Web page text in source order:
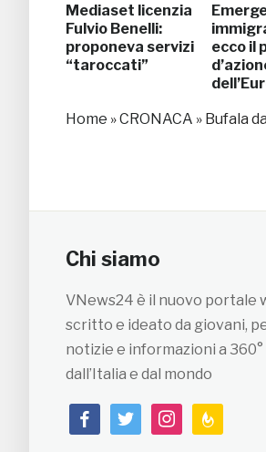
Mediaset licenzia
Fulvio Benelli:
proponeva servizi
“taroccati”
ecco il
Home »CRONACA » Bufala
Chi siamo
VNews24 è il nuovo portale
scritto e ideato da giovani,
notizie e informazioni a 360°
dall’Italia e dal mondo
facebooktwitterinstagramfeedburner